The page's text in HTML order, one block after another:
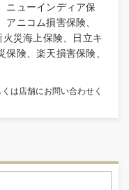
ニューインディア保
ニコム損害保険、
災海上保険、日立キ
険、楽天損害保険、
は店舗にお問い合わせく